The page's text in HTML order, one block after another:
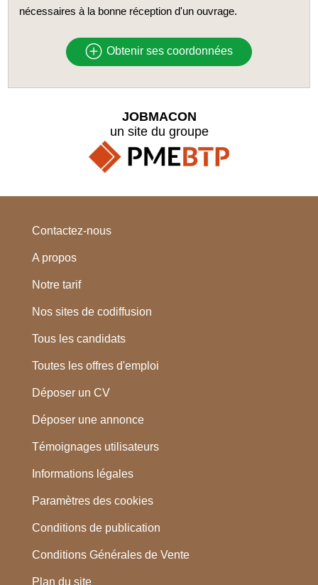
nécessaires à la bonne réception d'un ouvrage.
Obtenir ses coordonnées
JOBMACON
un site du groupe
Contactez-nous
A propos
Notre tarif
Nos sites de codiffusion
Tous les candidats
Toutes les offres d'emploi
Déposer un CV
Déposer une annonce
Témoignages utilisateurs
Informations légales
Paramètres des cookies
Conditions de publication
Conditions Générales de Vente
Plan du site